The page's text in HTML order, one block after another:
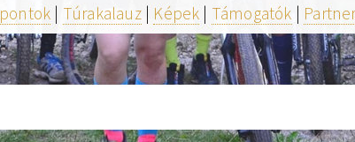
| Túrakalauz| Képek | Támogatók |